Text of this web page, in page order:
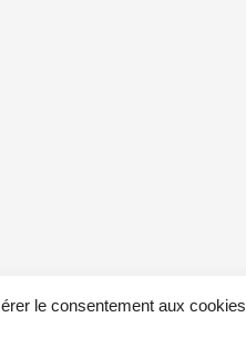
le consentement aux cookies